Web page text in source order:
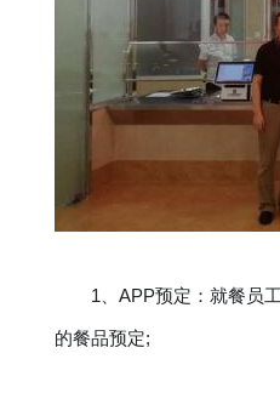
1、APP预定：就餐员工
的餐品预定;